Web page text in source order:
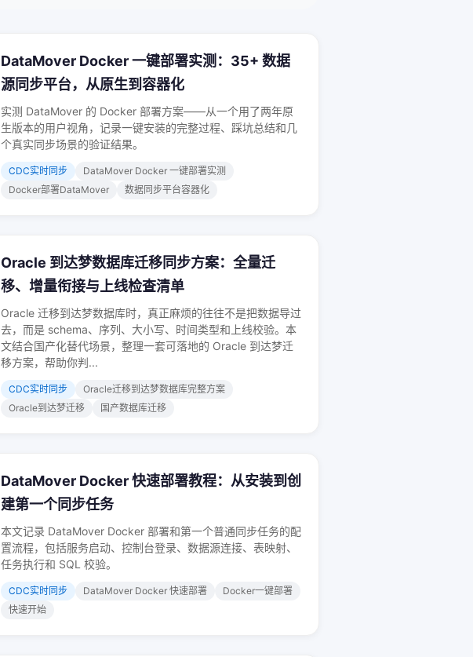
DataMover Docker 一键部署实测：35+ 数据
源同步平台，从原生到容器化
实测 DataMover 的 Docker 部署方案——从一个用了两年原
生版本的用户视角，记录一键安装的完整过程、踩坑总结和几
个真实同步场景的验证结果。
CDC实时同步
DataMover Docker 一键部署实测
Docker部署DataMover
数据同步平台容器化
Oracle 到达梦数据库迁移同步方案：全量迁
移、增量衔接与上线检查清单
Oracle 迁移到达梦数据库时，真正麻烦的往往不是把数据导过
去，而是 schema、序列、大小写、时间类型和上线校验。本
文结合国产化替代场景，整理一套可落地的 Oracle 到达梦迁
移方案，帮助你判...
CDC实时同步
Oracle迁移到达梦数据库完整方案
Oracle到达梦迁移
国产数据库迁移
DataMover Docker 快速部署教程：从安装到创
建第一个同步任务
本文记录 DataMover Docker 部署和第一个普通同步任务的配
置流程，包括服务启动、控制台登录、数据源连接、表映射、
任务执行和 SQL 校验。
CDC实时同步 DataMover Docker 快速部署
Docker一键部署
快速开始